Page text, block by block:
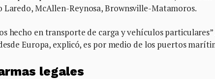
Laredo, McAllen-Reynosa, Brownsville-Matamoros.
hecho en transporte de carga y vehículos particulares”
Europa, explicó, es por medio de los puertos
legales